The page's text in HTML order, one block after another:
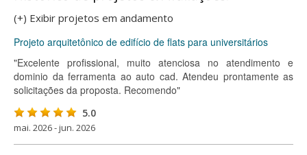
(+) Exibir projetos em andamento
Projeto arquitetônico de edifício de flats para universitários
"Excelente profissional, muito atenciosa no atendimento e
dominio da ferramenta ao auto cad. Atendeu prontamente as
solicitações da proposta. Recomendo"
5.0
mai. 2026 - jun. 2026